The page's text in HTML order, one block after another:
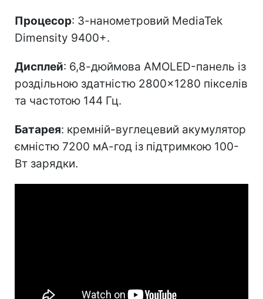
Процесор: 3-нанометровий MediaTek
Dimensity 9400+.
Дисплей: 6,8-дюймова AMOLED-панель із
роздільною здатністю 2800×1280 пікселів
та частотою 144 Гц.
Батарея: кремній-вуглецевий акумулятор
ємністю 7200 мА-год із підтримкою 100-
Вт зарядки.